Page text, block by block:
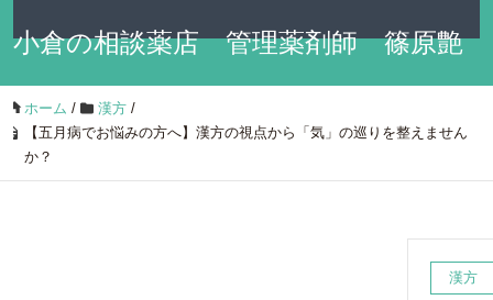
小倉の相談薬店 管理薬剤師 篠原艶
子のブログ
ホーム / 漢方 /
【五月病でお悩みの方へ】漢方の視点から「気」の巡りを整えません
か？
漢方